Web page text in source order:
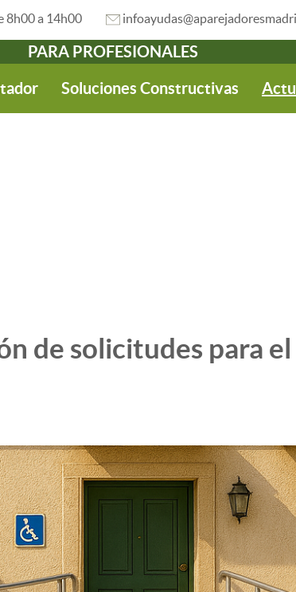
8h00 a 14h00
PARA PROFESIONALES
Soluciones Constructivas
de solicitudes para